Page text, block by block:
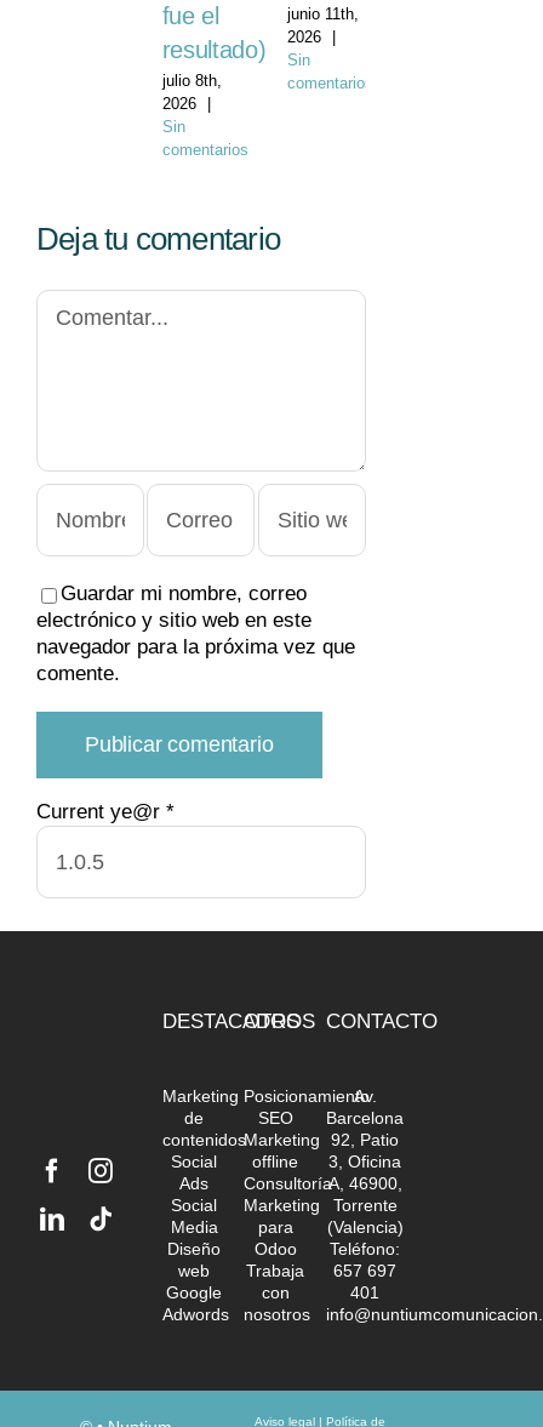
fue el
resultado)
julio 8th,
2026
Sin
comentarios
junio 11th,
2026
|
Sin
comentarios
Deja tu comentario
Comentar
Guardar mi nombre, correo
electrónico y sitio web en este
navegador para la próxima vez que
comente.
Current ye@r *
DESTACADOS
Marketing
de
contenidos
Social
Ads
Social
Media
Diseño
web
Google
Adwords
OTROS
Posicionamiento
SEO
Marketing
offline
Consultoría
Marketing
para
Odoo
Trabaja
con
nosotros
CONTACTO
Av.
Barcelona
92, Patio
3, Oficina
A, 46900,
Torrente
(Valencia)
Teléfono:
657 697
401
Aviso legal Política de